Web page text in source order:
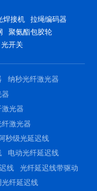
焊接机 拉绳编码器
聚氨酯包胶轮
光开关
纳秒光纤激光器
光器
激光器
秒级光延迟线
电动光纤延迟线
线 光纤延迟线带驱动
纤延迟线